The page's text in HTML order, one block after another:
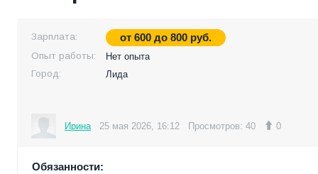
Зарплата: от 600до 800руб.
Опыт работы:
Нет опыта
Город:
Лида
Ирина 25 мая 2026, 16:12 Просмотров: 40 0
Обязанности: